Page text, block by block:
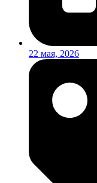
22 мая, 2026